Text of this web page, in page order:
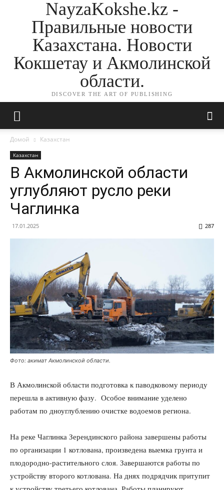
NayzaKokshe.kz -
Правильные новости
Казахстана. Новости
Кокшетау и Акмолинской
области.
DISCOVER THE ART OF PUBLISHING
Домой Казахстан
Казахстан
В Акмолинской области
углубляют русло реки
Чаглинка
17.01.2025 287
Фото: акимат Акмолинской области.
В Акмолинской области подготовка к паводковому периоду
перешла в активную фазу. Особое внимание уделено
работам по дноуглублению очистке водоемов региона.
На реке Чаглинка Зерендинского района завершены работы
по организации 1 котлована, произведена выемка грунта и
плодородно-растительного слоя. Завершаются работы по
устройству второго котлована. На днях подрядчик притупит